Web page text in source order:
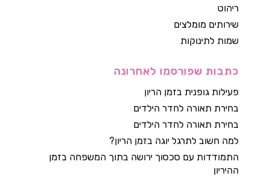
ריהוט
שירותים מומלצים
שמות לתינוקות
כתבות שפורסמו לאחרונה
פעילות גופנית בזמן הריון
בחירת תאורה לחדר הילדים
בחירת תאורה לחדר הילדים
למה חשוב לתרגל יוגה בזמן הריון?
התמודדות עם סכסוך ירושה בתוך המשפחה בזמן
ההיריון